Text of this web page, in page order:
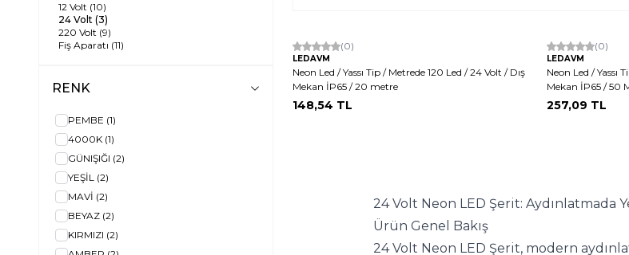
12 Volt (10)
24 Volt (3)
220 Volt (9)
Fiş Aparatı (11)
RENK
PEMBE (1)
4000K (1)
GÜNIŞIĞI (2)
YEŞİL (2)
MAVİ (2)
BEYAZ (2)
KIRMIZI (2)
(0)
LEDAVM
Neon Led / Yassı Tip / Metrede 120 Led / 24 Volt / Dış
Mekan İP65 / 20 metre
148,54 TL
(0)
LEDAVM
Neon Led / Yassı
Mekan İP65 / 50
257,09 TL
24 Volt Neon LED Şerit: Aydınlatmada
Ürün Genel Bakış
24 Volt Neon LED Şerit, modern